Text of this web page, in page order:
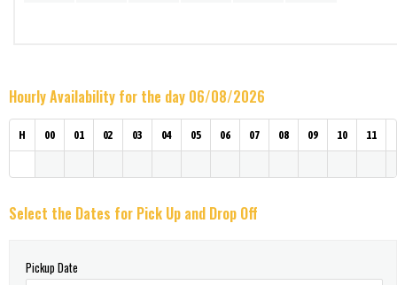
Hourly Availability for the day 06/08/2026
H 00 01 02 03 04 05 06 07 08 09 10 11
Select the Dates for Pick Up and Drop Off
Pickup Date